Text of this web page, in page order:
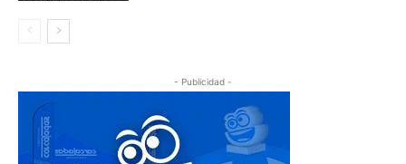
- Publicidad -